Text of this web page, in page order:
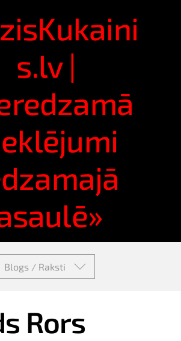
s.lv |
Blogs / Raksti
Rors